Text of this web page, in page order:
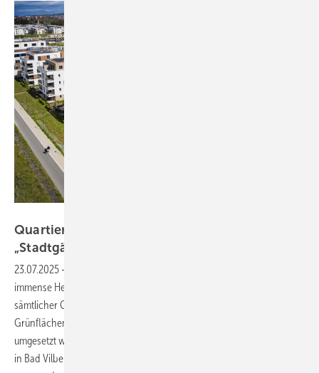
Quartier definiert neue Qualität von
„Stadtgärten“
23.07.2025 -
immense Herausforderung, die ein reibungsloses Zusammenspiel
sämtlicher Gewerke erfordert. Ein Beispiel, wie ein solches Projekt mit
Grünflächen, innovativer Architektur und hochwertiger Ausstattung
umgesetzt werden kann, zeigt der Bauprojektentwickler ­Conceptaplan
in Bad Vilbel. Zentral war die intelligente Integration der Kältetechnik –